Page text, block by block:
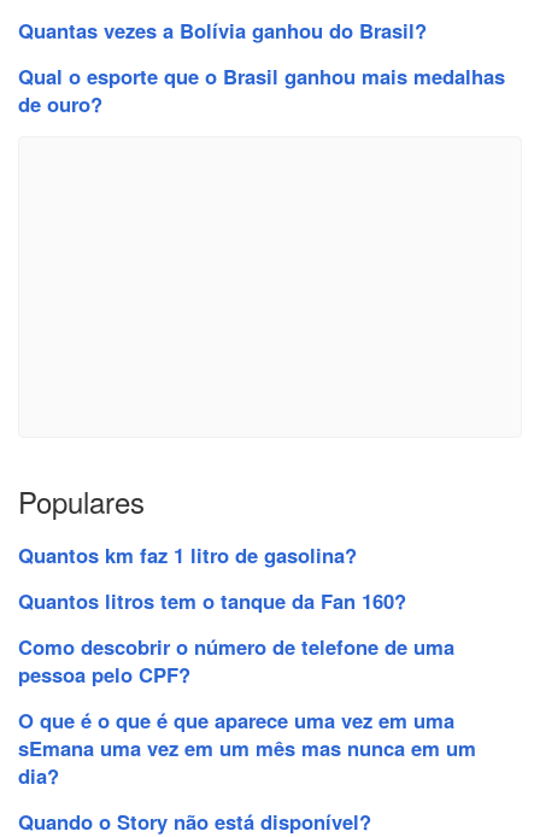
Quantas vezes a Bolívia ganhou do Brasil?
Qual o esporte que o Brasil ganhou mais medalhas
de ouro?
Populares
Quantos km faz 1 litro de gasolina?
Quantos litros tem o tanque da Fan 160?
Como descobrir o número de telefone de uma
pessoa pelo CPF?
O que é o que é que aparece uma vez em uma
sEmana uma vez em um mês mas nunca em um
dia?
Quando o Story não está disponível?